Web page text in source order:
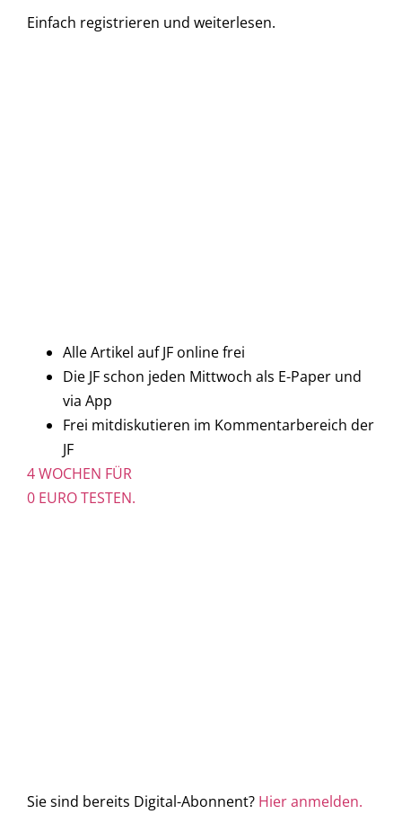
Einfach registrieren und weiterlesen.
Alle Artikel auf JF online frei
Die JF schon jeden Mittwoch als E-Paper und
via App
Frei mitdiskutieren im Kommentarbereich der
JF
4 WOCHEN FÜR
0 EURO TESTEN.
Sie sind bereits Digital-Abonnent? Hier anmelden.